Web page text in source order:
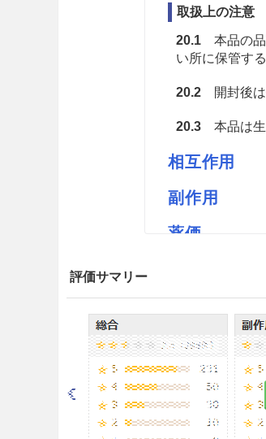
取扱上の注意
20.1本品の品
い所に保管する
20.2開封後は
20.3本品は生
相互作用
副作用
薬価
評価サマリー